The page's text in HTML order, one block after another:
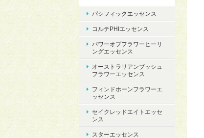
パシフィックエッセンス
コルテPHIエッセンス
パワーオブフラワーヒーリ
ングエッセンス
オーストラリアンブッシュ
フラワーエッセンス
フィンドホーンフラワーエ
ッセンス
セイクレッドエイトエッセ
ンス
スターエッセンス